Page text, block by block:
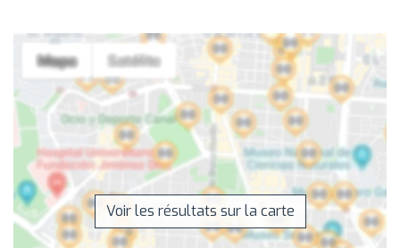
Voir les résultats sur la carte